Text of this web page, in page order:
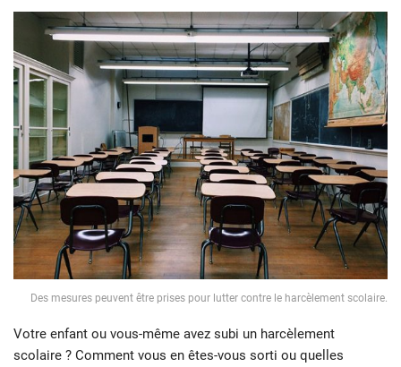
Des mesures peuvent être prises pour lutter contre le harcèlement scolaire.
Votre enfant ou vous-même avez subi un harcèlement
scolaire ? Comment vous en êtes-vous sorti ou quelles